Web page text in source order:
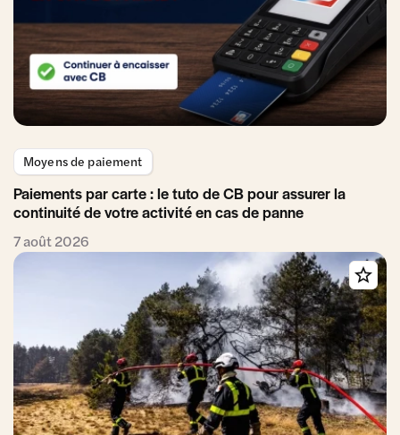
Moyens de paiement
Paiements par carte : le tuto de CB pour assurer la
continuité de votre activité en cas de panne
7 août 2026